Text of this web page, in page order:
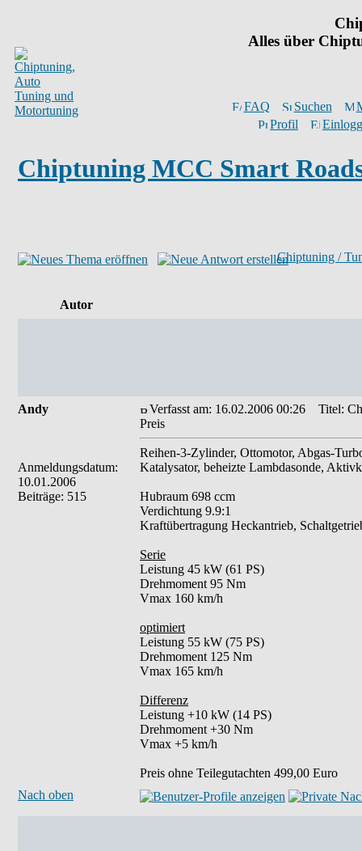
Alles über
FAQ Suchen
Profil
Chiptuning MCC Smart
Chiptuning /
Autor
Andy
Anmeldungsdatum:
10.01.2006
Beiträge: 515
Verfasst am: 16.02.2006 00:26
Titel:
Preis
Reihen-3-Zylinder, Ottomotor, Abgas-
Katalysator, beheizte Lambdasonde,
Hubraum 698 ccm
Verdichtung 9.9:1
Kraftübertragung Heckantrieb,
Serie
Leistung 45 kW (61 PS)
Drehmoment 95 Nm
Vmax 160 km/h
optimiert
Leistung 55 kW (75 PS)
Drehmoment 125 Nm
Vmax 165 km/h
Differenz
Leistung +10 kW (14 PS)
Drehmoment +30 Nm
Vmax +5 km/h
Preis ohne Teilegutachten 499,00 Euro
Nach oben